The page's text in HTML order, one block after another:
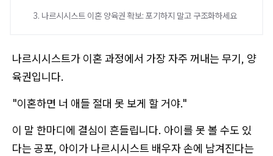
3. 나르시시스트 이혼 양육권 확보: 포기하지 말고 구조화하세요
나르시시스트가 이혼 과정에서 가장 자주 꺼내는 무기, 양
육권입니다.
"이혼하면 너 애들 절대 못 보게 할 거야."
이 말 한마디에 결심이 흔들립니다. 아이를 못 볼 수도 있
다는 공포, 아이가 나르시시스트 배우자 손에 남겨진다는